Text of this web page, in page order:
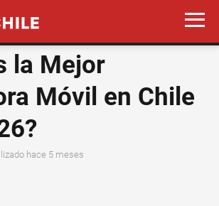
la Mejor
Móvil en Chile
hace 5 meses